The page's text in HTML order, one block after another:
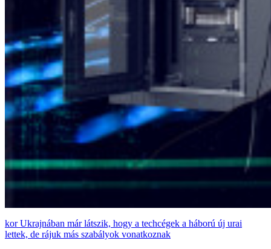
Ukrajnában már látszik, hogy a techcégek a háború új urai
lettek, de rájuk más szabályok vonatkoznak